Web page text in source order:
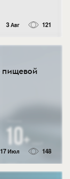
3 Авг 121
пищевой
17 Июл 148